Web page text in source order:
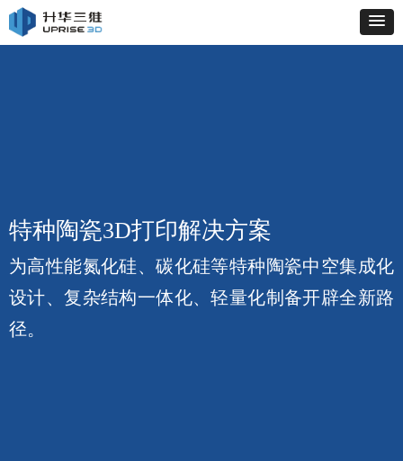
特种陶瓷3D打印解决方案
为高性能氮化硅、碳化硅等特种陶瓷中空集成化
设计、复杂结构一体化、轻量化制备开辟全新路
径。